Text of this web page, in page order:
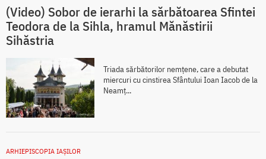
(Video) Sobor de ierarhi la sărbătoarea Sfintei
Teodora de la Sihla, hramul Mănăstirii
Sihăstria
Triada sărbătorilor nemțene, care a debutat
miercuri cu cinstirea Sfântului Ioan Iacob de la
Neamț...
ARHIEPISCOPIA IAŞILOR